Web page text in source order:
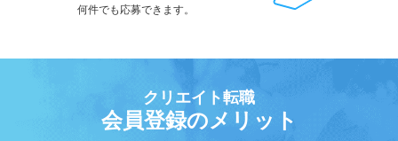
何件でも応募できます。
クリエイト転職
会員登録のメリット